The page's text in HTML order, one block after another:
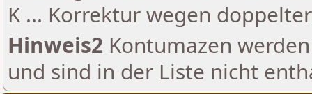
K ... Korrektur wegen
Hinweis2 Kontumazen
und sind in der Liste nicht